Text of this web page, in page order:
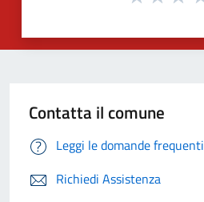
Contatta il comune
Leggi le domande frequenti
Richiedi Assistenza